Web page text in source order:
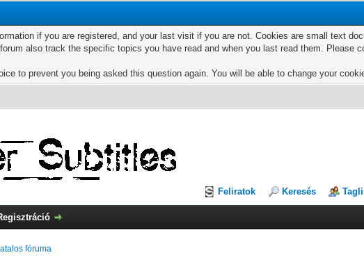
if you are registered, and your last visit if you are not. Cookies are small text
also track the specific topics you have read and when you last read them. Please
to prevent you being asked this question again. You will be able to change your
Feliratok Keresés
fóruma